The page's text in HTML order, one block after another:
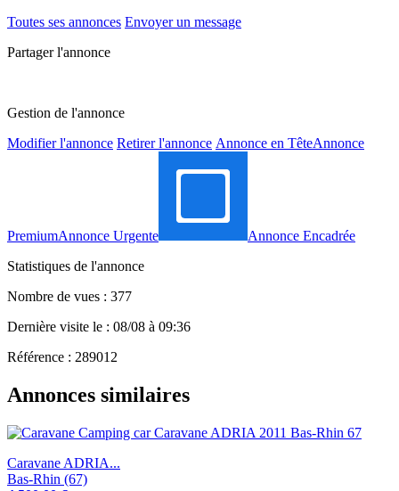
Toutes ses annonces Envoyer un message
Partager l'annonce
Gestion de l'annonce
Modifier l'annonce Retirer l'annonce Annonce en TêteAnnonce
PremiumAnnonce Urgente
Annonce Encadrée
Statistiques de l'annonce
Nombre de vues : 377
Dernière visite le : 08/08 à 09:36
Référence : 289012
Annonces similaires
Caravane ADRIA...
Bas-Rhin (67)